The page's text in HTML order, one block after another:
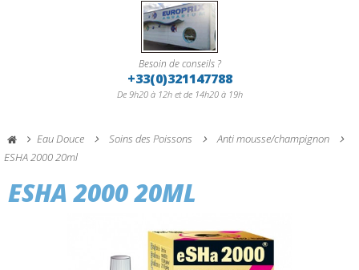
Besoin de conseils ?
+33(0)321147788
De 9h20 à 12h et de 14h20 à 19h
Eau Douce Soins des Poissons
Anti mousse/champignon
ESHA 2000 20ml
ESHA 2000 20ML